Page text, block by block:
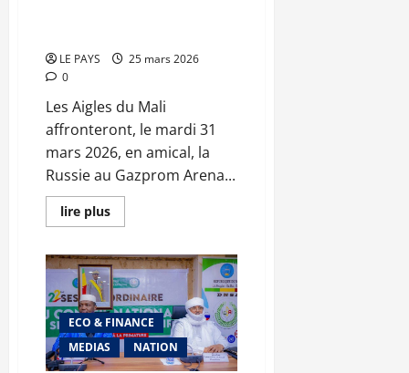
LE PAYS
25 mars 2026
0
Les Aigles du Mali
affronteront, le mardi 31
mars 2026, en amical, la
Russie au Gazprom Arena...
lire plusEn
savoir
Fenêtre
FIFA
:
les
Aigles
face
au
défi
russe
ECO & FINANCE
MEDIAS
NATION